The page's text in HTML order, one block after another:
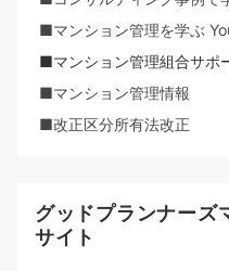
■マンション管理を学ぶ
■マンション管理組合サポ
■マンション管理情報
■改正区分所有法改正
グッドプランナーズ
サイト